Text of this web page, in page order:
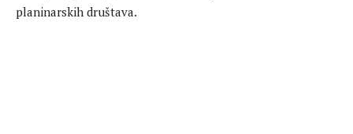
planinarskih društava.